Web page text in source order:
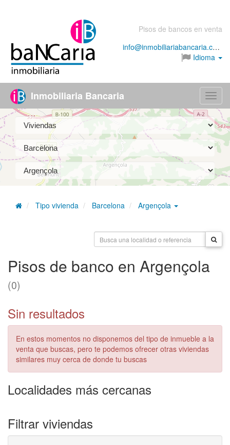
Pisos de bancos en venta
info@inmobiliariabancaria.com
Idioma
Menú
Inmobiliaria Bancaria
Tipo vivienda Barcelona Argençola
Pisos de banco en Argençola
(0)
Sin resultados
En estos momentos no disponemos del tipo de inmueble a la
venta que buscas, pero te podemos ofrecer otras viviendas
similares muy cerca de donde tu buscas
Localidades más cercanas
Filtrar viviendas